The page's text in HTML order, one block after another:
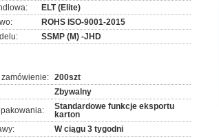
ELT (Elite)
ROHS ISO-9001-2015
SSMP (M) -JHD
200szt
Zbywalny
pakowania:
Standardowe funkcje eksportu
karton
W ciągu 3 tygodni